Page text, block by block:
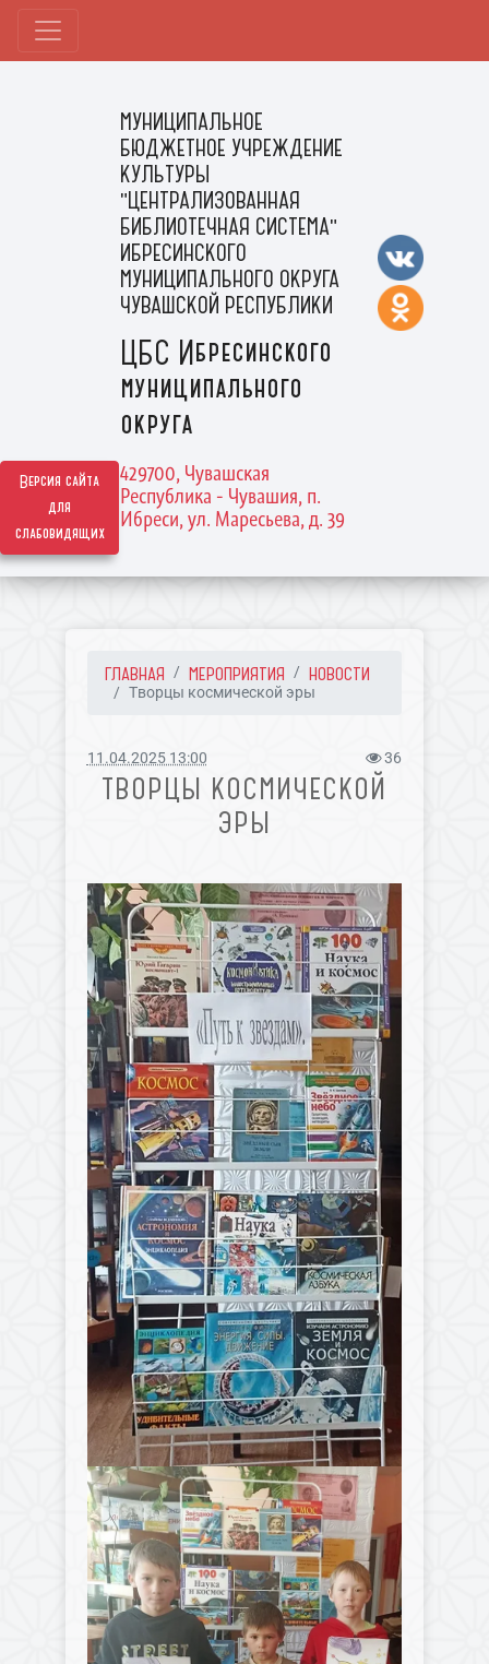
Версия сайта
для
слабовидящих
МУНИЦИПАЛЬНОЕ
БЮДЖЕТНОЕ УЧРЕЖДЕНИЕ
КУЛЬТУРЫ
"ЦЕНТРАЛИЗОВАННАЯ
БИБЛИОТЕЧНАЯ СИСТЕМА"
ИБРЕСИНСКОГО
МУНИЦИПАЛЬНОГО ОКРУГА
ЧУВАШСКОЙ РЕСПУБЛИКИ
ЦБС Ибресинского
муниципального
округа
429700, Чувашская
Республика - Чувашия, п.
Ибреси, ул. Маресьева, д. 39
ГЛАВНАЯ МЕРОПРИЯТИЯ НОВОСТИ
Творцы космической эры
11.04.2025 13:00 36
ТВОРЦЫ КОСМИЧЕСКОЙ
ЭРЫ